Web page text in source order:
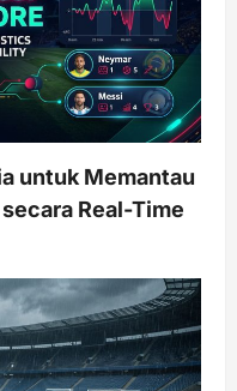
untuk Memantau
Real-Time